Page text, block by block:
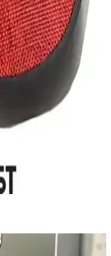
Kablosuz Mouse
Analizi
WS214 kablosuz
uyumu, tuş sayısı
ofis kullanımında
KM-218
karşılaştırmasıyla